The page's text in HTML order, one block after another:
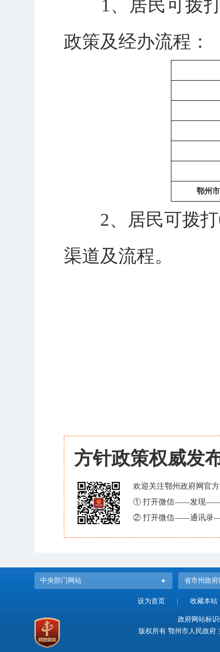
1、居民可拨打
政策及经办流程：
鄂州
2、居民可拨打
渠道及流程。
方针政策权威发
欢迎关注鄂州政府网官
① 打开微信——发现——
② 打开微信——通讯录
中央部门网站 省市州政府
设为首页 收藏本站
政府网站标
版权所有 鄂州市人民政府